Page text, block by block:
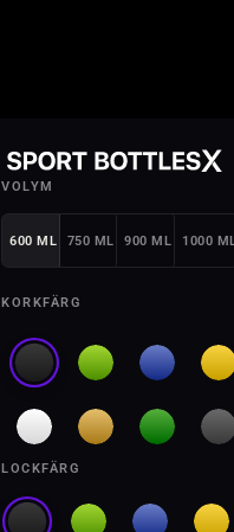
VOLYM
600 ML 750 ML 900 ML 1000 ML
KORKFÄRG
LOCKFÄRG